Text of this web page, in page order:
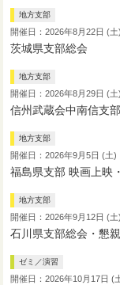
地方支部
開催日：2026年8月22日 (土)
茨城県支部総会
地方支部
開催日：2026年8月29日 (土)
信州武蔵会中南信支
地方支部
開催日：2026年9月5日 (土)
福島県支部 映画上映
地方支部
開催日：2026年9月12日 (土)
石川県支部総会・懇
ゼミ／演習
開催日：2026年10月17日 (